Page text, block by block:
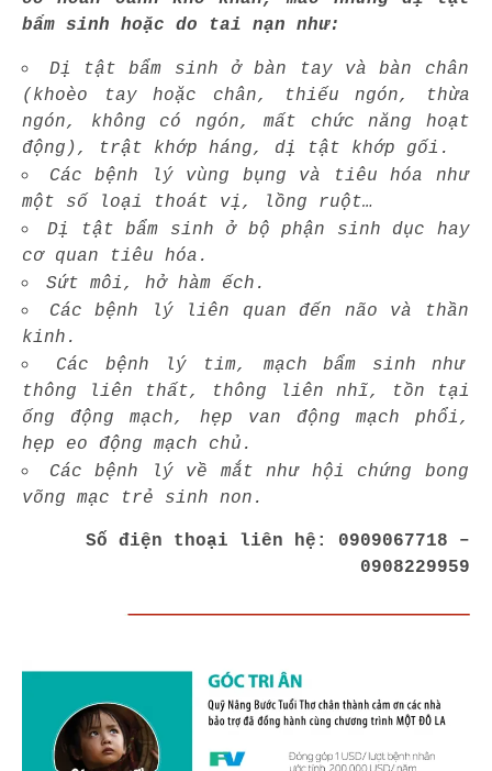
bẩm sinh hoặc do tai nạn như:
Dị tật bẩm sinh ở bàn tay và bàn chân
(khoèo tay hoặc chân, thiếu ngón, thừa
ngón, không có ngón, mất chức năng hoạt
động), trật khớp háng, dị tật khớp gối.
Các bệnh lý vùng bụng và tiêu hóa như
một số loại thoát vị, lồng ruột…
Dị tật bẩm sinh ở bộ phận sinh dục hay
cơ quan tiêu hóa.
Sứt môi, hở hàm ếch.
Các bệnh lý liên quan đến não và thần
kinh.
Các bệnh lý tim, mạch bẩm sinh như
thông liên thất, thông liên nhĩ, tồn tại
ống động mạch, hẹp van động mạch phổi,
hẹp eo động mạch chủ.
Các bệnh lý về mắt như hội chứng bong
võng mạc trẻ sinh non.
Số điện thoại liên hệ: 0909067718 –
0908229959